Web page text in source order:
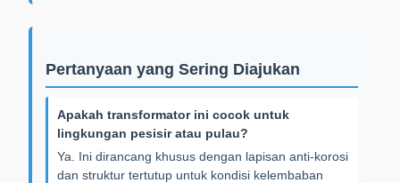
Pertanyaan yang Sering Diajukan
Apakah transformator ini cocok untuk
lingkungan pesisir atau pulau?
Ya. Ini dirancang khusus dengan lapisan anti-korosi
dan struktur tertutup untuk kondisi kelembaban